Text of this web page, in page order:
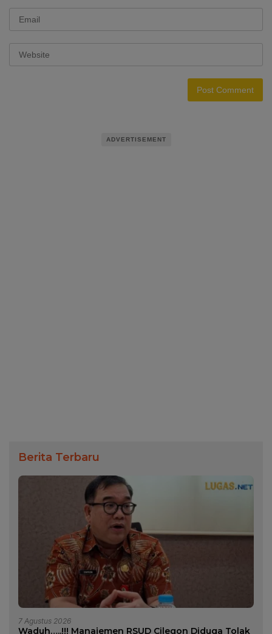
ADVERTISEMENT
Berita Terbaru
7 Agustus 2026
Waduh…..!!! Manajemen RSUD Cilegon Diduga Tolak